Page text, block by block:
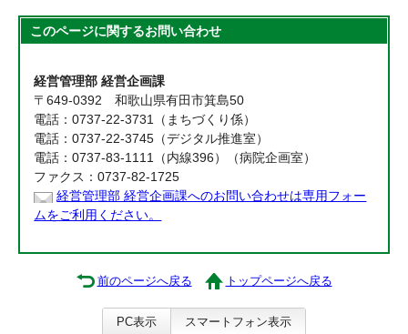
このページに関するお問い合わせ
経営管理部 経営企画課
〒649-0392 和歌山県有田市箕島50
電話：0737-22-3731（まちづくり係）
電話：0737-22-3745（デジタル推進室）
電話：0737-83-1111（内線396）（病院企画室）
ファクス：0737-82-1725
経営管理部 経営企画課へのお問い合わせは専用フォー
ムをご利用ください。
前のページへ戻る トップページへ戻る
PC表示 スマートフォン表示